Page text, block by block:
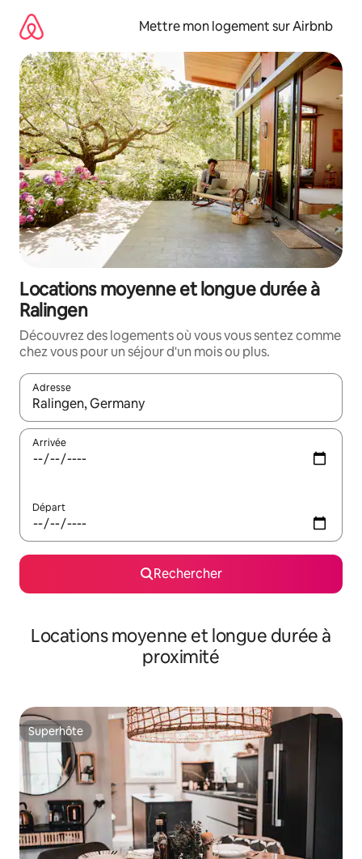
directement
contenu
Mettre mon logement sur Airbnb
Locations moyenne et longue durée à
Ralingen
Découvrez des logements où vous vous sentez comme
chez vous pour un séjour d'un mois ou plus.
Adresse
Lorsque les résultats s'affichent, utilisez les flèches vers le
Arrivée
Départ
Rechercher
Locations moyenne et longue durée à
proximité
Superhôte
Superhôte